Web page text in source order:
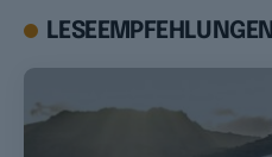
LESEEMPFEHLUNGEN